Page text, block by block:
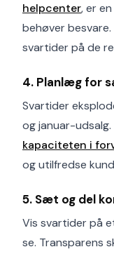
helpcenter, er
behøver
svartider på de
4. Planlæg for
Svartider
og januar-udsalg.
kapaciteten i
og utilfredse
5. Sæt og del
Vis svartider på
se. Transparens